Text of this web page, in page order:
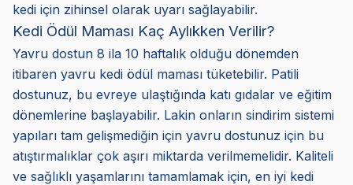
kedi için zihinsel olarak uyarı sağlayabilir.
Kedi Ödül Maması Kaç Aylıkken Verilir?
Yavru dostun 8 ila 10 haftalık olduğu dönemden
itibaren yavru kedi ödül maması tüketebilir. Patili
dostunuz, bu evreye ulaştığında katı gıdalar ve eğitim
dönemlerine başlayabilir. Lakin onların sindirim sistemi
yapıları tam gelişmediğin için yavru dostunuz için bu
atıştırmalıklar çok aşırı miktarda verilmemelidir. Kaliteli
ve sağlıklı yaşamlarını tamamlamak için, en iyi kedi